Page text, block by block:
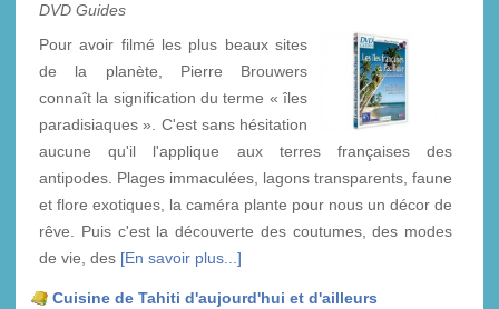
DVD Guides
Pour avoir filmé les plus beaux sites
de la planète, Pierre Brouwers
connaît la signification du terme « îles
paradisiaques ». C'est sans hésitation
aucune qu'il l'applique aux terres françaises des
antipodes. Plages immaculées, lagons transparents, faune
et flore exotiques, la caméra plante pour nous un décor de
rêve. Puis c'est la découverte des coutumes, des modes
de vie, des [En savoir plus...]
Cuisine de Tahiti d'aujourd'hui et d'ailleurs